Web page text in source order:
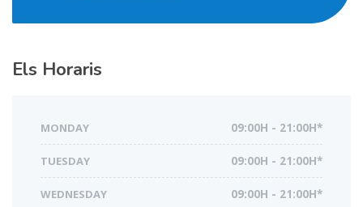
Els Horaris
MONDAY 09:00H - 21:00H*
TUESDAY 09:00H - 21:00H*
WEDNESDAY 09:00H - 21:00H*